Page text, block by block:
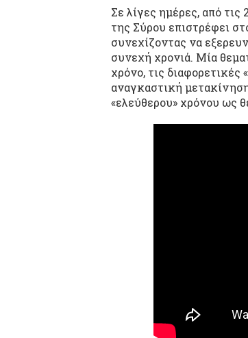
Σε λίγες ημέρες, από
της Σύρου επιστρέφει
συνεχίζοντας να
συνεχή χρονιά. Μία
χρόνο, τις διαφορετικές
αναγκαστική
«ελεύθερου» χρόνου ως